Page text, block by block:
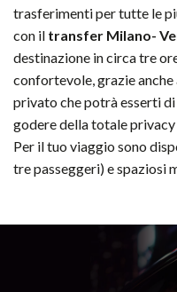
trasferimenti per tutte le
con il transfer Milano-
destinazione in circa tre
confortevole, grazie anche
privato che potrà esserti
godere della totale
Per il tuo viaggio sono
tre passeggeri) e spaziosi